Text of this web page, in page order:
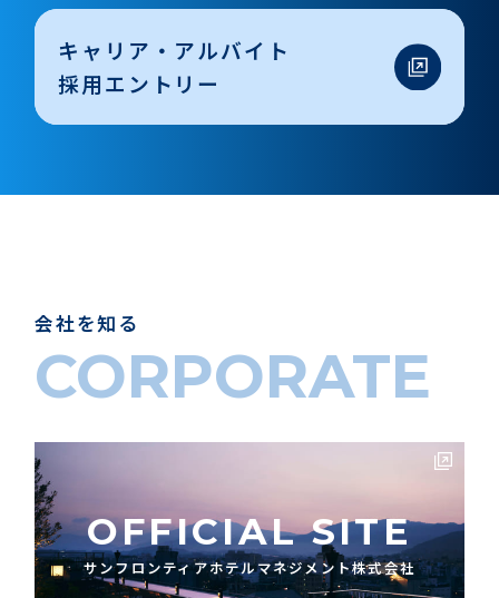
キャリア・アルバイト
採用エントリー
会社を知る
CORPORATE
OFFICIAL SITE
サンフロンティアホテルマネジメント株式会社